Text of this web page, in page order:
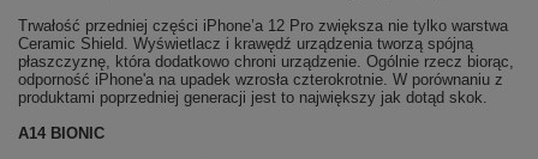
Trwałość przedniej części iPhone’a 12 Pro zwiększa nie tylko warstwa
Ceramic Shield. Wyświetlacz i krawędź urządzenia tworzą spójną
płaszczyznę, która dodatkowo chroni urządzenie. Ogólnie rzecz biorąc,
odporność iPhone'a na upadek wzrosła czterokrotnie. W porównaniu z
produktami poprzedniej generacji jest to największy jak dotąd skok.
A14 BIONIC